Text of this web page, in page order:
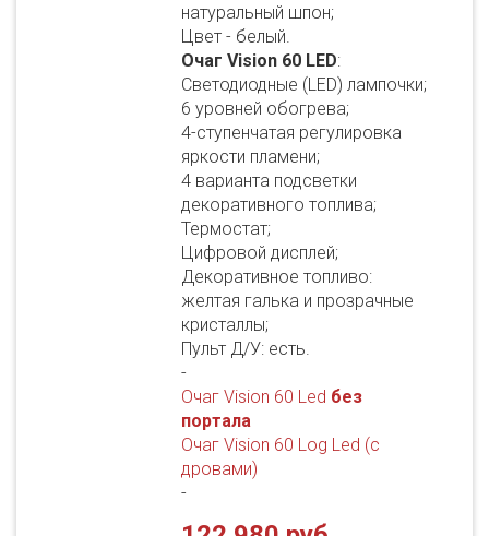
натуральный шпон;
Цвет - белый.
Очаг Vision 60 LED:
Светодиодные (LED) лампочки;
6 уровней обогрева;
4-ступенчатая регулировка
яркости пламени;
4 варианта подсветки
декоративного топлива;
Термостат;
Цифровой дисплей;
Декоративное топливо:
желтая галька и прозрачные
кристаллы;
Пульт Д/У: есть.
-
Очаг Vision 60 Led без
портала
Очаг Vision 60 Log Led (с
дровами)
-